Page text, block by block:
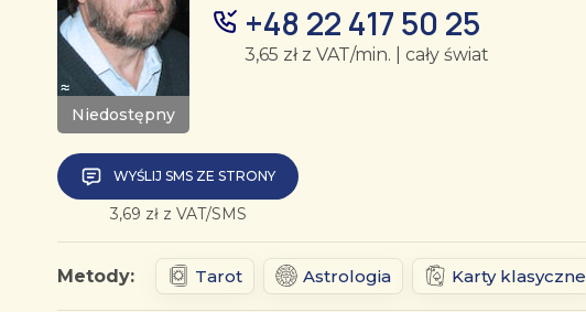
Niedostępny
+48 22 417 50 25
3,65 zł z VAT/min. | cały świat
WYŚLIJ SMS ZE STRONY
3,69 zł z VAT/SMS
Metody: Tarot Astrologia Karty klasyczne